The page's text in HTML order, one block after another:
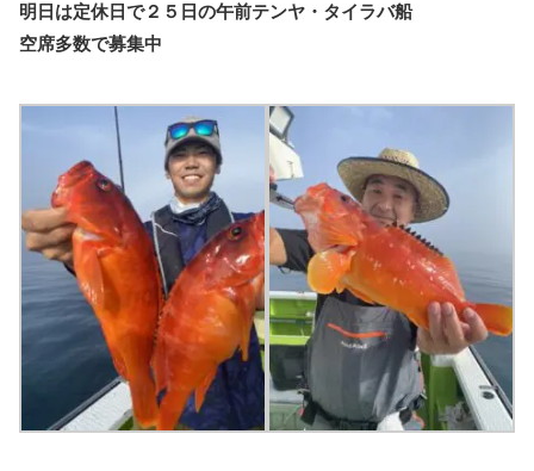
明日は定休日で２５日の午前テンヤ・タイラバ船
空席多数で募集中